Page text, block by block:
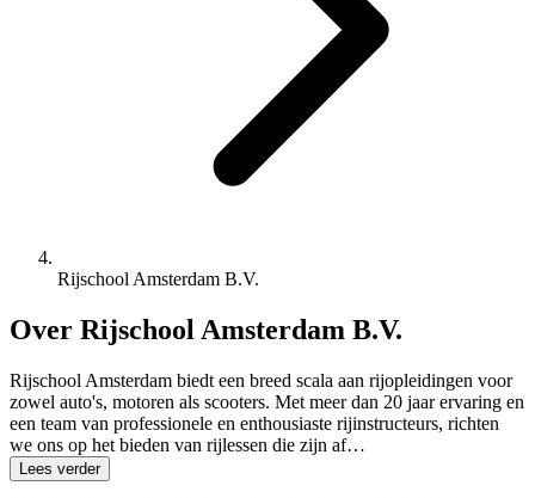
Rijschool Amsterdam B.V.
Over Rijschool Amsterdam B.V.
Rijschool Amsterdam biedt een breed scala aan rijopleidingen voor
zowel auto's, motoren als scooters. Met meer dan 20 jaar ervaring en
een team van professionele en enthousiaste rijinstructeurs, richten
we ons op het bieden van rijlessen die zijn af…
Lees verder